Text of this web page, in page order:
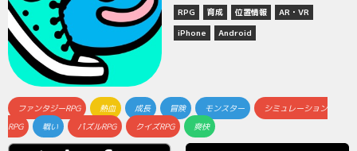
RPG 育成 位置情報
AR・VR
iPhone
Android
ファンタジーRPG 熱血 成長 冒険 モンスター
シミュレーション
RPG
戦い パズルRPG クイズRPG 爽快